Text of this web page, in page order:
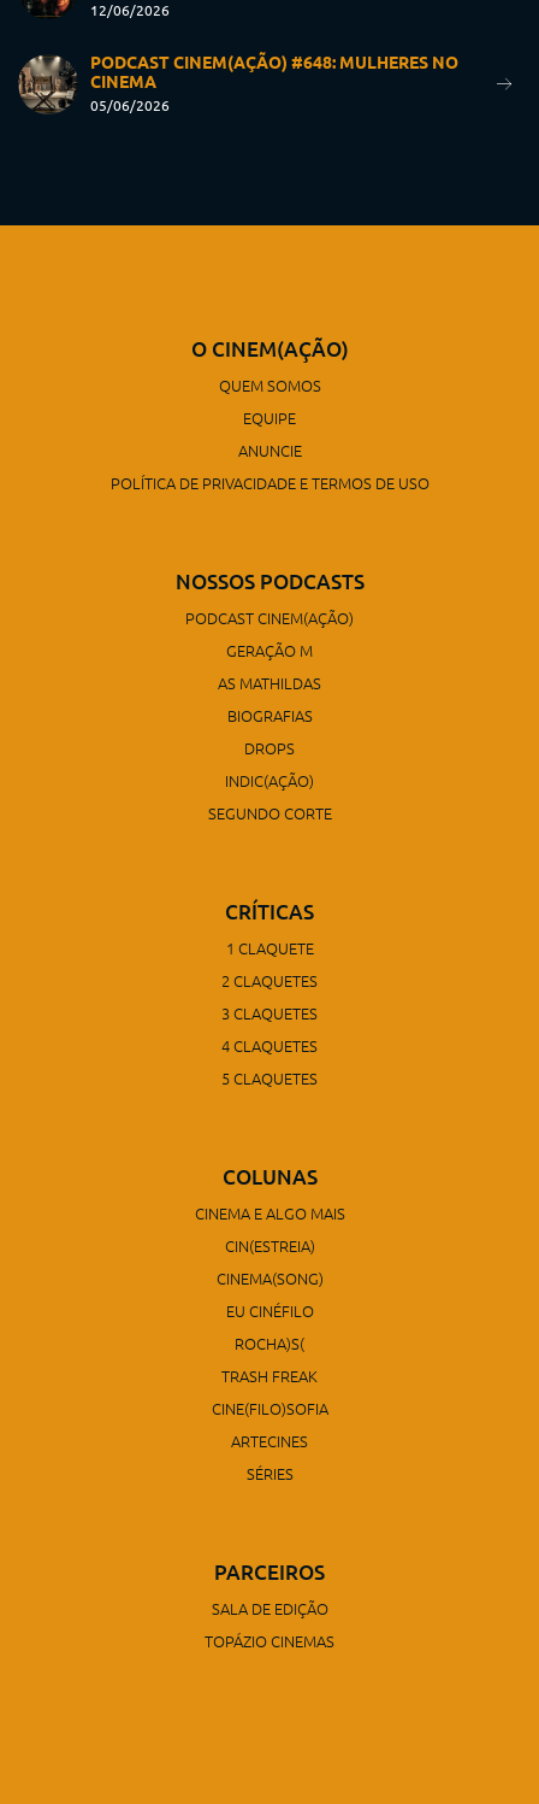
12/06/2026
PODCAST CINEM(AÇÃO) #648: MULHERES NO
CINEMA
05/06/2026
O CINEM(AÇÃO)
QUEM SOMOS
EQUIPE
ANUNCIE
POLÍTICA DE PRIVACIDADE E TERMOS DE USO
NOSSOS PODCASTS
PODCAST CINEM(AÇÃO)
GERAÇÃO M
AS MATHILDAS
BIOGRAFIAS
DROPS
INDIC(AÇÃO)
SEGUNDO CORTE
CRÍTICAS
1 CLAQUETE
2 CLAQUETES
3 CLAQUETES
4 CLAQUETES
5 CLAQUETES
COLUNAS
CINEMA E ALGO MAIS
CIN(ESTREIA)
CINEMA(SONG)
EU CINÉFILO
ROCHA)S(
TRASH FREAK
CINE(FILO)SOFIA
ARTECINES
SÉRIES
PARCEIROS
SALA DE EDIÇÃO
TOPÁZIO CINEMAS